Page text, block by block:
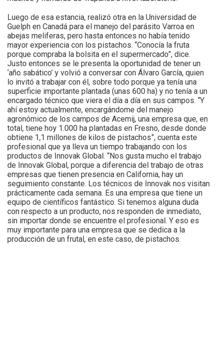
Luego de esa estancia, realizó otra en la Universidad de
Guelph en Canadá para el manejo del parásito Varroa en
abejas meliferas, pero hasta entonces no había tenido
mayor experiencia con los pistachos. “Conocía la fruta
porque compraba la bolsita en el supermercado”, dice.
Justo entonces se le presenta la oportunidad de tener un
‘año sabático’ y volvió a conversar con Álvaro García, quien
lo invitó a trabajar con él, sobre todo porque ya tenía una
superficie importante plantada (unas 600 ha) y no tenía a un
encargado técnico que viera el día a día en sus campos. “Y
ahí estoy actualmente, encargándome del manejo
agronómico de los campos de Acemij, una empresa que, en
total, tiene hoy 1.000 ha plantadas en Fresno, desde donde
obtiene 1,1 millones de kilos de pistachos”, cuenta este
profesional que ya lleva un tiempo trabajando con los
productos de Innovak Global. “Nos gusta mucho el trabajo
de Innovak Global, porque a diferencia del trabajo de otras
empresas que tienen presencia en California, hay un
seguimiento constante. Los técnicos de Innovak nos visitan
prácticamente cada semana. Es una empresa que tiene un
equipo de científicos fantástico. Si tenemos alguna duda
con respecto a un producto, nos responden de inmediato,
sin importar donde se encuentre el profesional. Y eso es
muy importante para una empresa que se dedica a la
producción de un frutal, en este caso, de pistachos.